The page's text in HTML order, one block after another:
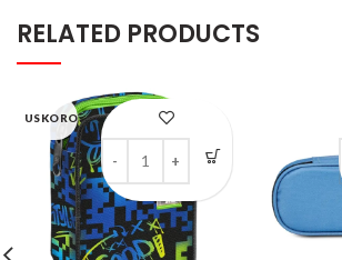
RELATED PRODUCTS
USKORO
SEVEN SPEED PUNA PERNICA -